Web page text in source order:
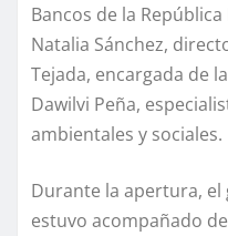
Bancos de la
Natalia Sánchez,
Tejada, encargada de
Dawilvi Peña,
ambientales y sociales.
Durante la apertura, el
estuvo acompañado